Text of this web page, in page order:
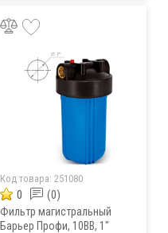
Код товара: 251080
0 (0)
Фильтр магистральный
Барьер Профи, 10BB, 1"